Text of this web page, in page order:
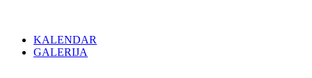
KALENDAR
GALERIJA